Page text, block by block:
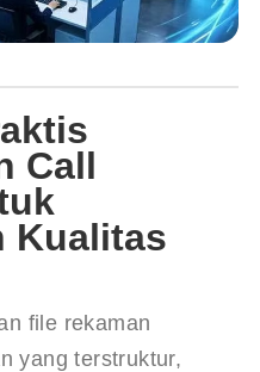
Call
Kualitas
file rekaman
yang terstruktur,